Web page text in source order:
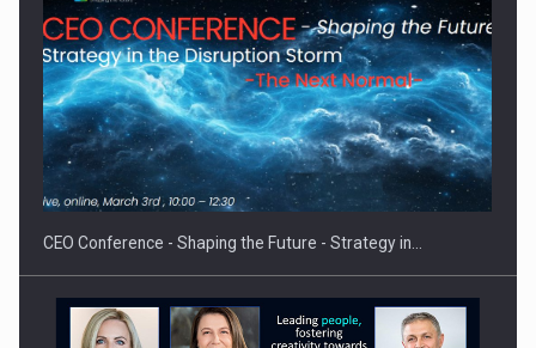
Hard Enduro Piatra Craiului 2026, fueled by benzinariile RO…
CEO Conference - Shaping the Future - Strategy in…